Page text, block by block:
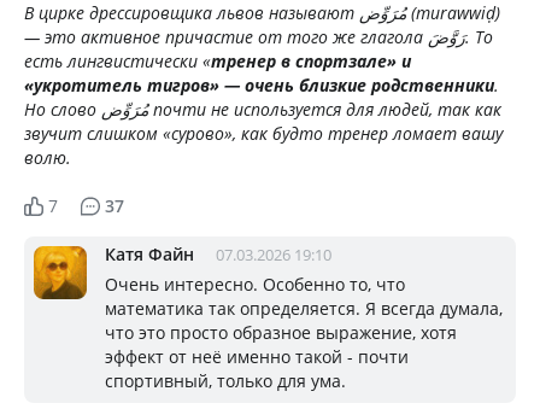
В цирке дрессировщика львов называют مُرَوِّض (murawwiḍ)
— это активное причастие от того же глагола رَوَّضَ. То
есть лингвистически «тренер в спортзале» и
«укротитель тигров» — очень близкие родственники.
Но слово مُرَوِّض почти не используется для людей, так как
звучит слишком «сурово», как будто тренер ломает вашу
волю.
7 37
Катя Файн 07.03.2026 19:10
Очень интересно. Особенно то, что
математика так определяется. Я всегда думала,
что это просто образное выражение, хотя
эффект от неё именно такой - почти
спортивный, только для ума.